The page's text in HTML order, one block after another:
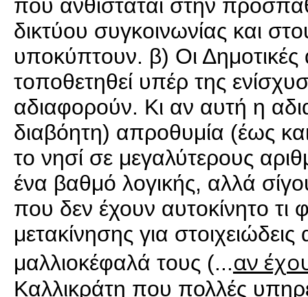
που ανθίσταται στην
δικτύου συγκοινωνίας και
υποκύπτουν. β) Οι
τοποθετηθεί υπέρ της
αδιαφορούν. Κι αν αυτή η
διαβόητη) απροθυμία (έως
το νησί σε μεγαλύτερους
ένα βαθμό λογικής, αλλά
που δεν έχουν αυτοκίνητο τι
μετακίνησης για
μαλλιοκέφαλά τους (...αν
Καλλικράτη που πολλές